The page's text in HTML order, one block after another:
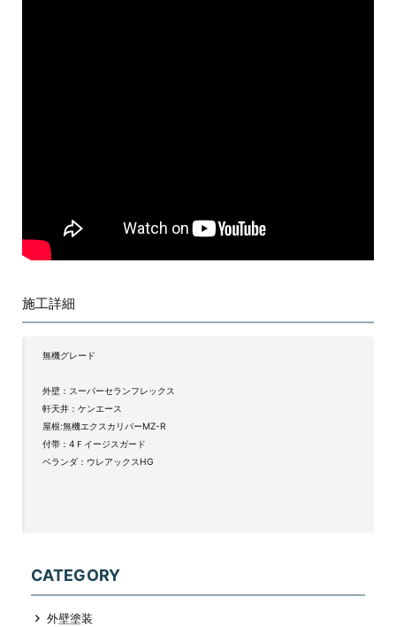
施工詳細
無機グレード
外壁：スーパーセランフレックス
軒天井：ケンエース
屋根:無機エクスカリバーMZ-R
付帯：4Ｆイージスガード
ベランダ：ウレアックスHG
CATEGORY
外壁塗装